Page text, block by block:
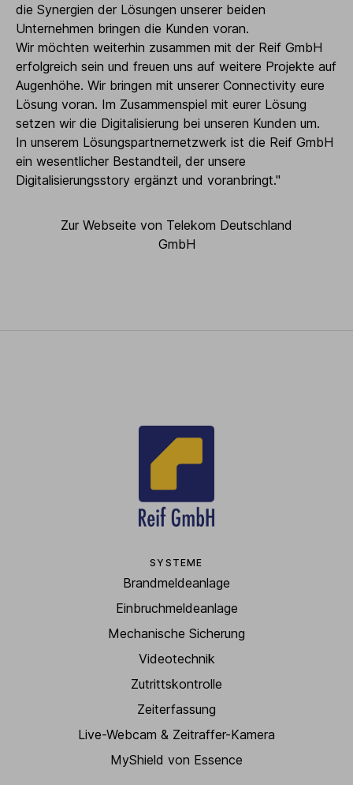
die Synergien der Lösungen unserer beiden
Unternehmen bringen die Kunden voran.
Wir möchten weiterhin zusammen mit der Reif GmbH
erfolgreich sein und freuen uns auf weitere Projekte auf
Augenhöhe. Wir bringen mit unserer Connectivity eure
Lösung voran. Im Zusammenspiel mit eurer Lösung
setzen wir die Digitalisierung bei unseren Kunden um.
In unserem Lösungspartnernetzwerk ist die Reif GmbH
ein wesentlicher Bestandteil, der unsere
Digitalisierungsstory ergänzt und voranbringt."
Zur Webseite von Telekom Deutschland
GmbH
SYSTEME
Brandmeldeanlage
Einbruchmeldeanlage
Mechanische Sicherung
Videotechnik
Zutrittskontrolle
Zeiterfassung
Live-Webcam & Zeitraffer-Kamera
MyShield von Essence